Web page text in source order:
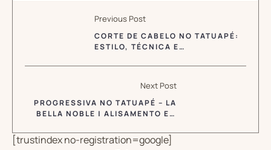
Previous Post
CORTE DE CABELO NO TATUAPÉ:
ESTILO, TÉCNICA E
NOBLE
Next Post
PROGRESSIVA NO TATUAPÉ – LA
BELLA NOBLE | ALISAMENTO EM
[trustindex no-registration=google]